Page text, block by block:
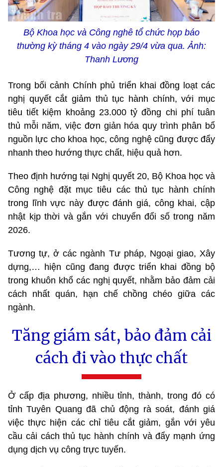
Bộ Khoa học và Công nghê tổ chức họp báo
thường kỳ tháng 4 vào ngày 29/4 vừa qua. Ảnh:
Thanh Lương
Trong bối cảnh Chính phủ triển khai đồng loạt các
nghị quyết cắt giảm thủ tục hành chính, với mục
tiêu tiết kiệm khoảng 23.000 tỷ đồng chi phí tuân
thủ mỗi năm, việc đơn giản hóa quy trình phân bổ
nguồn lực cho khoa học, công nghệ cũng được đẩy
nhanh theo hướng thực chất, hiệu quả hơn.
Theo định hướng tại Nghị quyết 20, Bộ Khoa học và
Công nghệ đặt mục tiêu các thủ tục hành chính
trong lĩnh vực này được đánh giá, công khai, cập
nhật kịp thời và gắn với chuyển đổi số trong năm
2026.
Tương tự, ở các ngành Tư pháp, Ngoại giao, Xây
dựng,… hiện cũng đang được triển khai đồng bộ
trong khuôn khổ các nghị quyết, nhằm bảo đảm cải
cách nhất quán, hạn chế chồng chéo giữa các
ngành.
Tăng giám sát, bảo đảm cải
cách đi vào thực chất
Ở cấp địa phương, nhiều tỉnh, thành, trong đó có
tỉnh Tuyên Quang đã chủ động rà soát, đánh giá
việc thực hiện các chỉ tiêu cắt giảm, gắn với yêu
cầu cải cách thủ tục hành chính và đẩy mạnh ứng
dụng dịch vụ công trực tuyến.